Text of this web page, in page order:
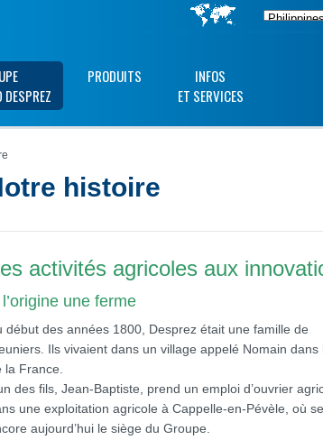
DESPREZ
PRODUITS
INFOS
ET SERVICES
histoire
activités agricoles aux
une ferme
début des années 1800, Desprez était une famille de
Ils vivaient dans un village appelé Nomain dans
la France.
des fils, Jean-Baptiste, prend un emploi d’ouvrier
une exploitation agricole à Cappelle-en-Pévèle, où
aujourd’hui le siège du Groupe.